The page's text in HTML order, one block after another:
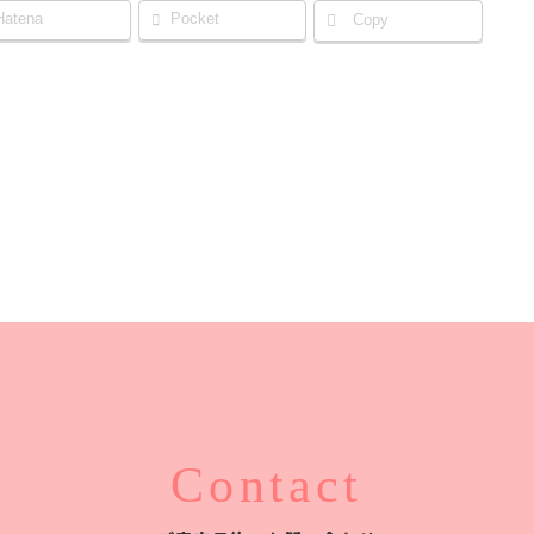
Pocket Copy
Contact